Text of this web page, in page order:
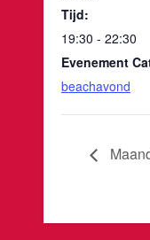
Tijd:
19:30 - 22:30
Evenement
beachavond